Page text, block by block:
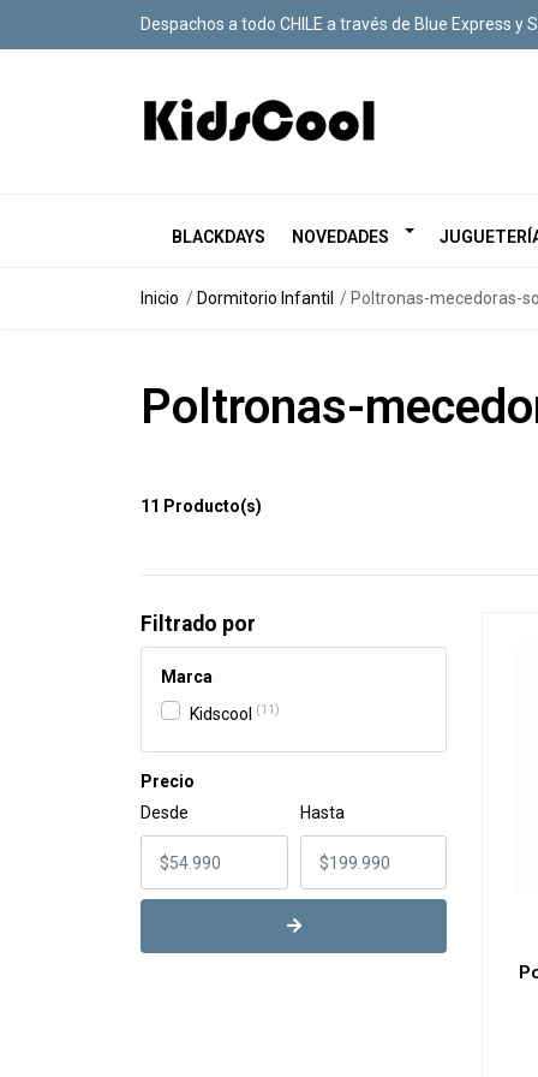
Despachos a todo CHILE a través de Blue Express y
BLACKDAYS NOVEDADES
Inicio Dormitorio Infantil Poltronas-mecedoras-
Poltronas-
11 Producto(s)
Filtrado por
Marca
Kidscool
11
Precio
Desde
Hasta